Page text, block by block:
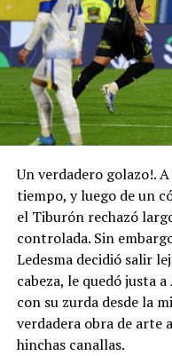
Un verdadero golazo!.
tiempo, y luego de un
el Tiburón rechazó
controlada. Sin
Ledesma decidió salir
cabeza, le quedó justa
con su zurda desde la
verdadera obra de arte
hinchas canallas.